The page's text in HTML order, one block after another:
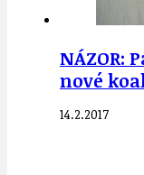
NÁZOR:
nové
14.2.2017